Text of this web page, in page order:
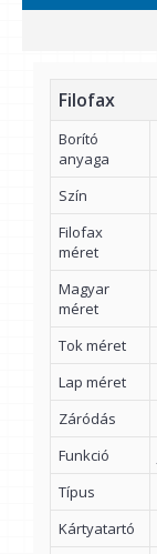
Filofax
Borító
anyaga
Szín
Filofax
méret
Magyar
méret
Tok méret
Lap méret
Záródás
Funkció
Típus
Kártyatartó